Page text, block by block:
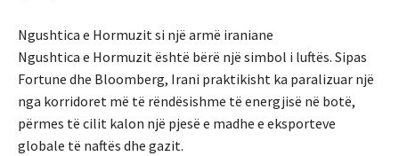
Ngushtica e Hormuzit si një armë iraniane
Ngushtica e Hormuzit është bërë një simbol i luftës. Sipas
Fortune dhe Bloomberg, Irani praktikisht ka paralizuar një
nga korridoret më të rëndësishme të energjisë në botë,
përmes të cilit kalon një pjesë e madhe e eksporteve
globale të naftës dhe gazit.